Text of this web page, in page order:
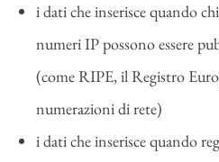
i dati che inserisce quando
numeri IP possono essere
(come RIPE, il Registro
numerazioni di rete)
i dati che inserisce quando